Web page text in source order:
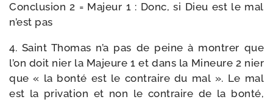
Conclusion 2 = Majeur 1 : Donc, si Dieu est le mal
n’est pas
4. Saint Thomas n’a pas de peine à mon­trer que
l’on doit nier la Majeure 1 et dans la Mineure 2 nier
que « la bon­té est le contraire du mal ». Le mal
est la pri­va­tion et non le contraire de la bon­té,